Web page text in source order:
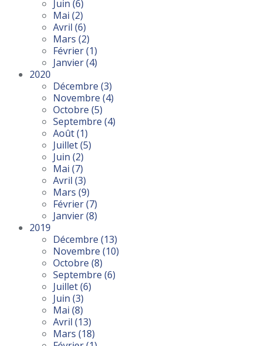
Juin (6)
Mai (2)
Avril (6)
Mars (2)
Février(1)
Janvier(4)
2020
Décembre (3)
Novembre (4)
Octobre (5)
Septembre (4)
Août(1)
Juillet(5)
Juin (2)
Mai (7)
Avril (3)
Mars (9)
Février(7)
Janvier(8)
2019
Décembre (13)
Novembre (10)
Octobre (8)
Septembre (6)
Juillet(6)
Juin (3)
Mai (8)
Avril (13)
Mars (18)